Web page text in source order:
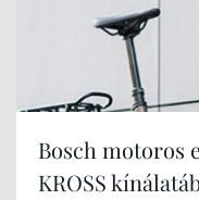
Bosch motoros
KROSS